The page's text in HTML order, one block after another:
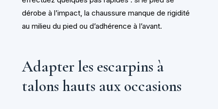
dérobe à l’impact, la chaussure manque de rigidité
au milieu du pied ou d’adhérence à l’avant.
Adapter les escarpins à
talons hauts aux occasions